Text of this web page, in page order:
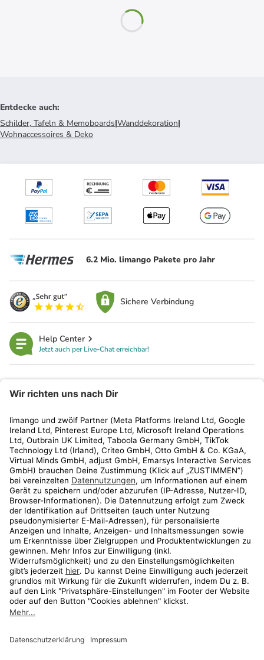
Entdecke auch:
Schilder, Tafeln & Memoboards|Wanddekoration|
Wohnaccessoires & Deko
6.2 Mio. limango Pakete pro Jahr
Sichere Verbindung
Help Center
Jetzt auch per Live-Chat erreichbar!
Kundenservice
Shop
Aktionen
Travel